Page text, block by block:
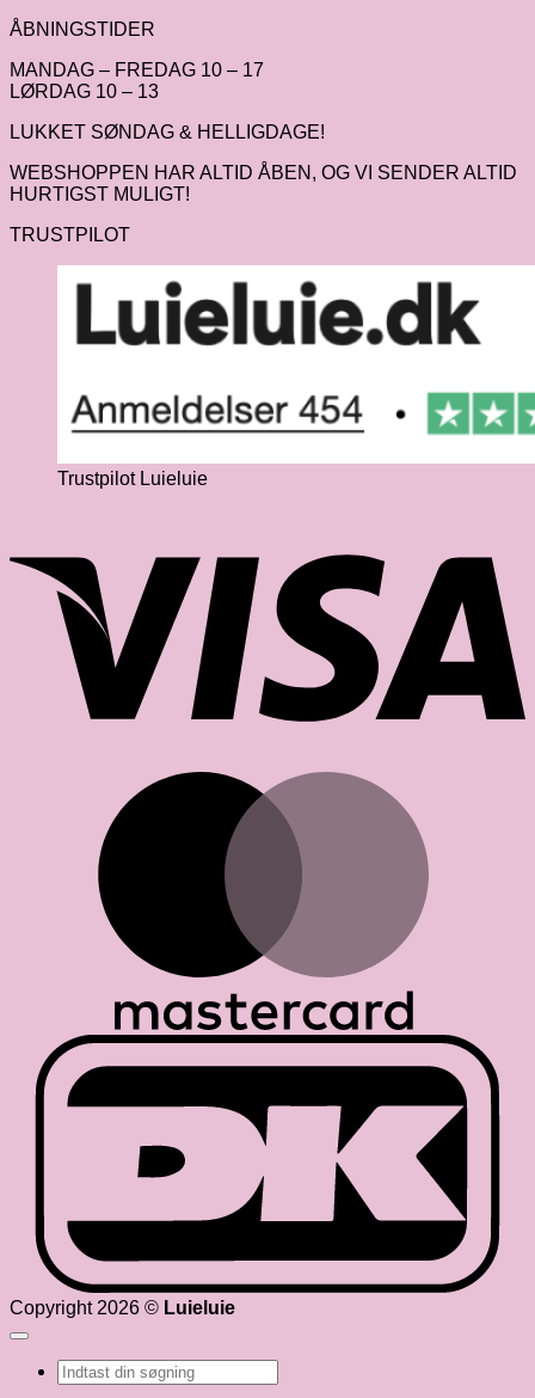
ÅBNINGSTIDER
MANDAG – FREDAG 10 – 17
LØRDAG 10 – 13
LUKKET SØNDAG & HELLIGDAGE!
WEBSHOPPEN HAR ALTID ÅBEN, OG VI SENDER ALTID
HURTIGST MULIGT!
TRUSTPILOT
Trustpilot Luieluie
Copyright 2026 © Luieluie
Søg
efter: